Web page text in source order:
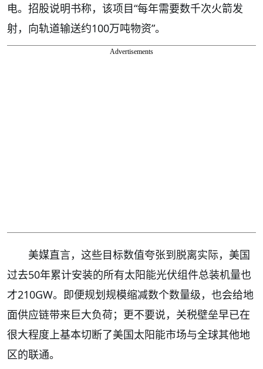
电。招股说明书称，该项目“每年需要数千次火箭发
射，向轨道输送约100万吨物资”。
Advertisements
美媒直言，这些目标数值夸张到脱离实际，美国
过去50年累计安装的所有太阳能光伏组件总装机量也
才210GW。即便规划规模缩减数个数量级，也会给地
面供应链带来巨大负荷；更不要说，关税壁垒早已在
很大程度上基本切断了美国太阳能市场与全球其他地
区的联通。